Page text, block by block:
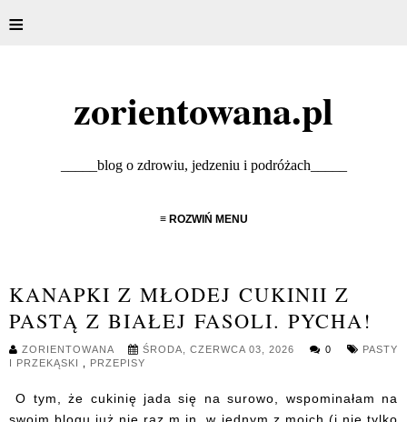
≡
zorientowana.pl
_____blog o zdrowiu, jedzeniu i podróżach_____
≡ ROZWIŃ MENU
KANAPKI Z MŁODEJ CUKINII Z
PASTĄ Z BIAŁEJ FASOLI. PYCHA!
ZORIENTOWANA ŚRODA, CZERWCA 03, 2026 0
PASTY
I PRZEKĄSKI
PRZEPISY
O tym, że cukinię jada się na surowo, wspominałam na